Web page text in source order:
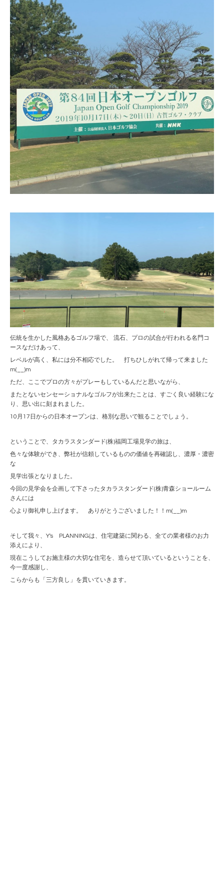
伝統を生かした風格あるゴルフ場で、 流石、プロの試合が行われる名門コ
ースなだけあって、
レベルが高く、私には分不相応でした。 打ちひしがれて帰って来ました
m(__)m
ただ、ここでプロの方々がプレーもしているんだと思いながら、
またとないセンセーショナルなゴルフが出来たことは、すごく良い経験にな
り、思い出に刻まれました。
10月17日からの日本オープンは、格別な思いで観ることでしょう。
ということで、タカラスタンダード(株)福岡工場見学の旅は、
色々な体験ができ、弊社が信頼しているものの価値を再確認し、濃厚・濃密
な
見学出張となりました。
今回の見学会を企画して下さったタカラスタンダード(株)青森ショールーム
さんには
心より御礼申し上げます。 ありがとうございました！！m(__)m
そして我々、Y's PLANNINGは、住宅建築に関わる、全ての業者様のお力
添えにより、
現在こうしてお施主様の大切な住宅を、造らせて頂いているということを、
今一度感謝し、
こらからも「三方良し」を貫いていきます。